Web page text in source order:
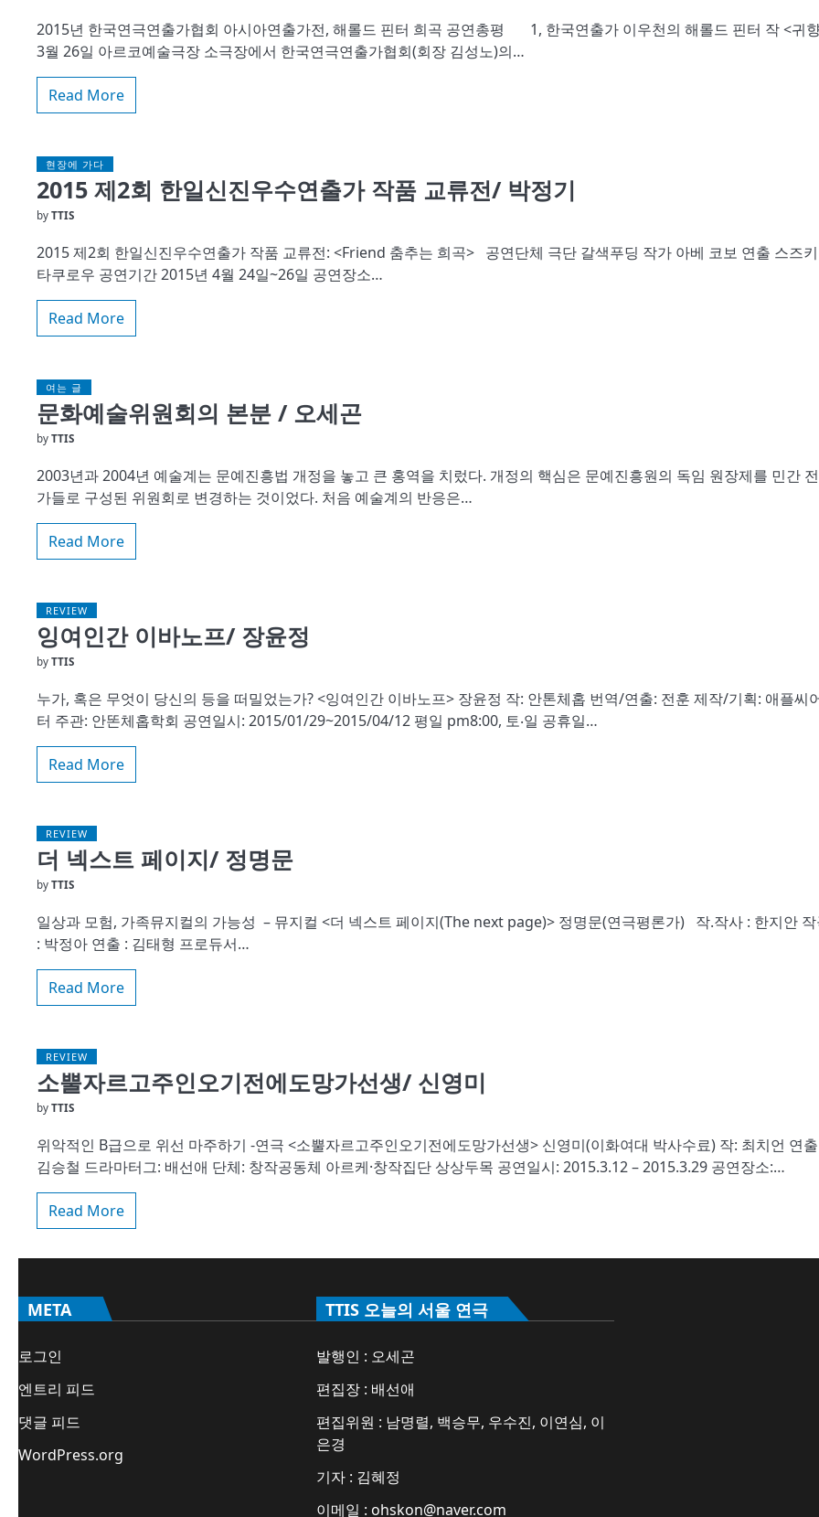
2015년 한국연극연출가협회 아시아연출가전, 해롤드 핀터 희곡 공연총평 1, 한국연출가 이우천의 해롤드 핀터 작 <귀
3월 26일 아르코예술극장 소극장에서 한국연극연출가협회(회장 김성노)의…
Read More
현장에 가다
2015 제2회 한일신진우수연출가 작품 교류전/ 박정기
by TTIS
2015 제2회 한일신진우수연출가 작품 교류전: <Friend 춤추는 희곡> 공연단체 극단 갈색푸딩 작가 아베 코보 연출 스즈키
타쿠로우 공연기간 2015년 4월 24일~26일 공연장소…
Read More
여는 글
문화예술위원회의 본분 / 오세곤
by TTIS
2003년과 2004년 예술계는 문예진흥법 개정을 놓고 큰 홍역을 치렀다. 개정의 핵심은 문예진흥원의 독임 원장제를 민간
가들로 구성된 위원회로 변경하는 것이었다. 처음 예술계의 반응은…
Read More
REVIEW
잉여인간 이바노프/ 장윤정
by TTIS
누가, 혹은 무엇이 당신의 등을 떠밀었는가? <잉여인간 이바노프> 장윤정 작: 안톤체홉 번역/연출: 전훈 제작/기획: 애플씨
터 주관: 안똔체홉학회 공연일시: 2015/01/29~2015/04/12 평일 pm8:00, 토‧일 공휴일…
Read More
REVIEW
더 넥스트 페이지/ 정명문
by TTIS
일상과 모험, 가족뮤지컬의 가능성 – 뮤지컬 <더 넥스트 페이지(The next page)> 정명문(연극평론가) 작.작사 : 한지안
: 박정아 연출 : 김태형 프로듀서…
Read More
REVIEW
소뿔자르고주인오기전에도망가선생/ 신영미
by TTIS
위악적인 B급으로 위선 마주하기 -연극 <소뿔자르고주인오기전에도망가선생> 신영미(이화여대 박사수료) 작: 최치언 연
김승철 드라마터그: 배선애 단체: 창작공동체 아르케·창작집단 상상두목 공연일시: 2015.3.12 – 2015.3.29 공연장소:…
Read More
META
로그인
엔트리 피드
댓글 피드
WordPress.org
TTIS 오늘의 서울 연극
발행인 : 오세곤
편집장 : 배선애
편집위원 : 남명렬, 백승무, 우수진, 이연심, 이
은경
기자 : 김혜정
이메일 : ohskon@naver.com